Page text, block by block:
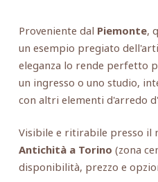
Proveniente dal Piemonte,
un esempio pregiato
eleganza lo rende perfetto
un ingresso o uno studio,
con altri elementi d'arredo
Visibile e ritirabile presso il
Antichità a Torino (zona
disponibilità, prezzo e